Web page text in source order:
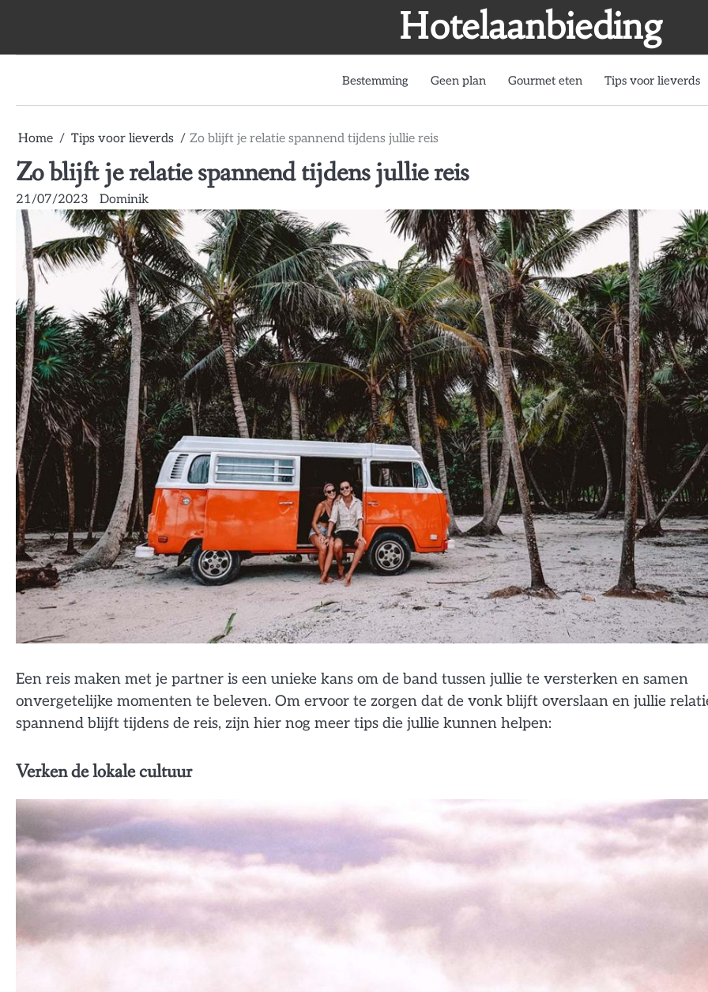
Hotelaanbieding
Bestemming Geen plan Gourmet eten Tips voor lieverds
Home Tips voor lieverds Zo blijft je relatie spannend tijdens jullie reis
Zo blijft je relatie spannend tijdens jullie reis
21/07/2023 Dominik
Een reis maken met je partner is een unieke kans om de band tussen jullie te versterken en samen
onvergetelijke momenten te beleven. Om ervoor te zorgen dat de vonk blijft overslaan en jullie
spannend blijft tijdens de reis, zijn hier nog meer tips die jullie kunnen helpen:
Verken de lokale cultuur